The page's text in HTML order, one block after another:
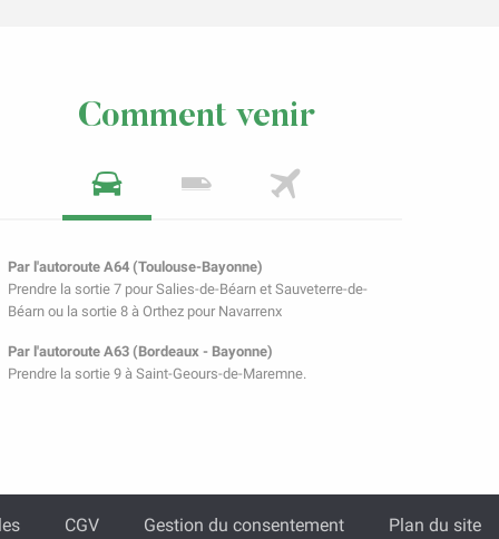
Comment venir
Par l'autoroute A64 (Toulouse-Bayonne)
Prendre la sortie 7 pour Salies-de-Béarn et Sauveterre-de-
Béarn ou la sortie 8 à Orthez pour Navarrenx
Par l'autoroute A63 (Bordeaux - Bayonne)
Prendre la sortie 9 à Saint-Geours-de-Maremne.
CGV Gestion du consentement Plan du site